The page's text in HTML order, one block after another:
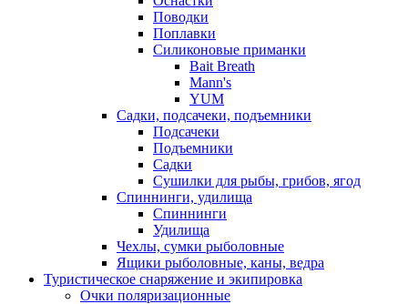
Поводки
Поплавки
Силиконовые приманки
Bait Breath
Mann's
YUM
Садки, подсачеки, подъемники
Подсачеки
Подъемники
Садки
Сушилки для рыбы, грибов, ягод
Спиннинги, удилища
Спиннинги
Удилища
Чехлы, сумки рыболовные
Ящики рыболовные, каны, ведра
Туристическое снаряжение и экипировка
Очки поляризационные